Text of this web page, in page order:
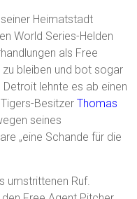
Heimatstadt
World Series-Helden
als Free
bleiben und bot sogar
lehnte es ab einen
Tigers-BesitzerThomas
seines
„eine Schande für die
umstrittenen Ruf.